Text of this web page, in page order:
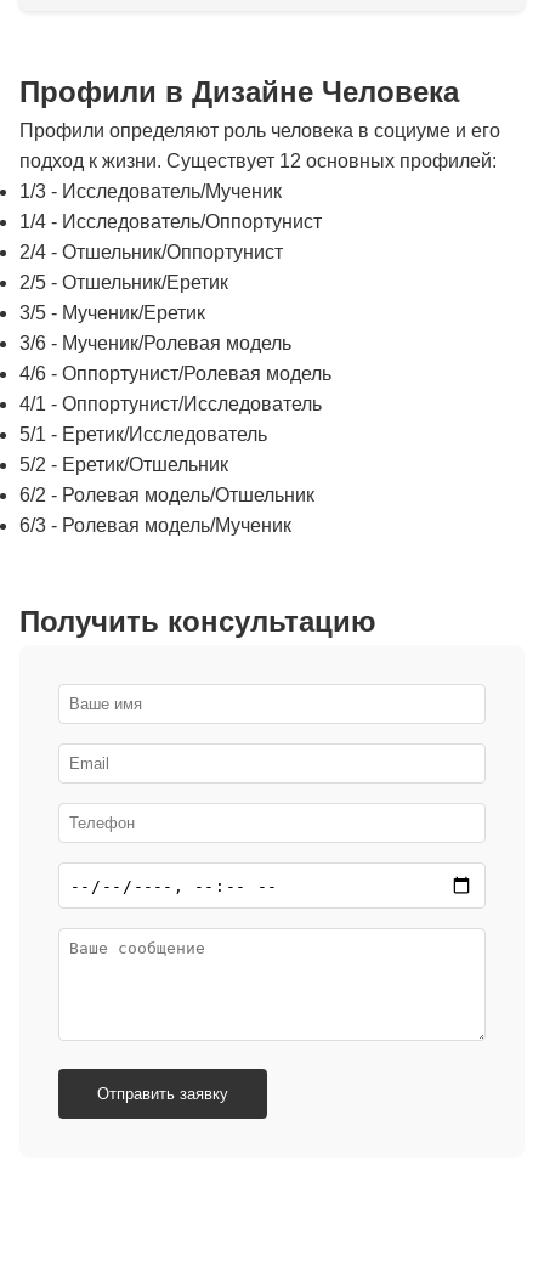
Профили в Дизайне Человека
Профили определяют роль человека в социуме и его
подход к жизни. Существует 12 основных профилей:
1/3 - Исследователь/Мученик
1/4 - Исследователь/Оппортунист
2/4 - Отшельник/Оппортунист
2/5 - Отшельник/Еретик
3/5 - Мученик/Еретик
3/6 - Мученик/Ролевая модель
4/6 - Оппортунист/Ролевая модель
4/1 - Оппортунист/Исследователь
5/1 - Еретик/Исследователь
5/2 - Еретик/Отшельник
6/2 - Ролевая модель/Отшельник
6/3 - Ролевая модель/Мученик
Получить консультацию
Отправить заявку